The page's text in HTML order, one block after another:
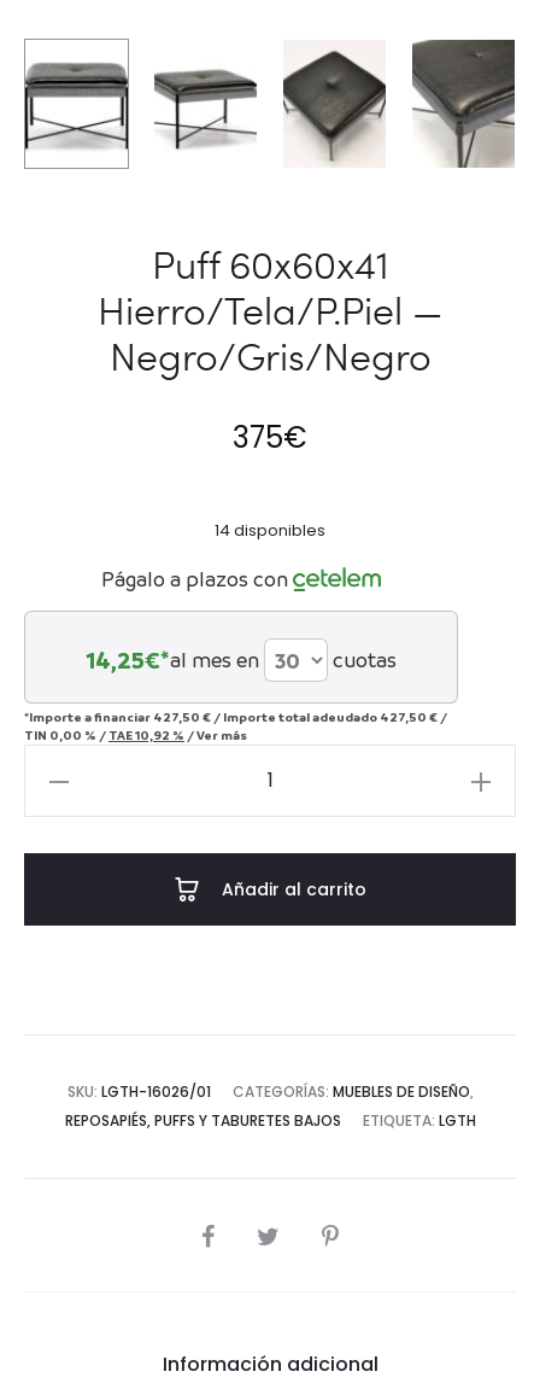
Puff 60x60x41
Hierro/Tela/P.Piel —
Negro/Gris/Negro
375€
14 disponibles
Págalo a plazos con
14,25€*al mes en cuotas
*Importe a financiar 427,50 € / Importe total adeudado 427,50 € /
TIN 0,00 % / TAE10,92 % /Ver más
Añadir al carrito
SKU: LGTH-16026/01 CATEGORÍAS: MUEBLES DE DISEÑO,
REPOSAPIÉS, PUFFS Y TABURETES BAJOS
ETIQUETA: LGTH
COMPARTIR
Información adicional